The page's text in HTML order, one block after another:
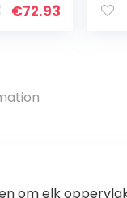
€72.93
om elk